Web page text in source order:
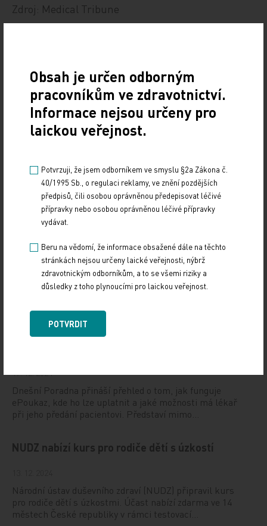
Zdroj: Medical Tribune
Sdílejte článek
Doporučené
19. světový kongres Controversies in Neurology
(CONy)
10. 3. 2025
se bude konat v termínu 20.–22. března 2025 v Praze.
Dnešní Poradna přináší přehled o tom, jak funguje
ePoukaz, kde ho lze uplatnit a jaké možnosti má lékař
při jeho předání pacientovi. Představí mimo…
NUDZ nabízí kurs pro rodiče dětí s úzkostí
Národní ústav duševního zdraví (NUDZ) připravil kurs
pro rodiče dětí s úzkostmi. Účast nabízí zdarma ve 14
městech České republiky v rámci testovací…
Obsah je určen odborným
pracovníkům ve zdravotnictví.
Informace nejsou určeny pro
laickou veřejnost.
Potvrzuji, že jsem odborníkem ve smyslu §2a Zákona č.
40/1995 Sb., o regulaci reklamy, ve znění pozdějších
předpisů, čili osobou oprávněnou předepisovat léčivé
přípravky nebo osobou oprávněnou léčivé přípravky
vydávat.
Beru na vědomí, že informace obsažené dále na těchto
stránkách nejsou určeny laické veřejnosti, nýbrž
zdravotnickým odborníkům, a to se všemi riziky a
důsledky z toho plynoucími pro laickou veřejnost.
POTVRDIT